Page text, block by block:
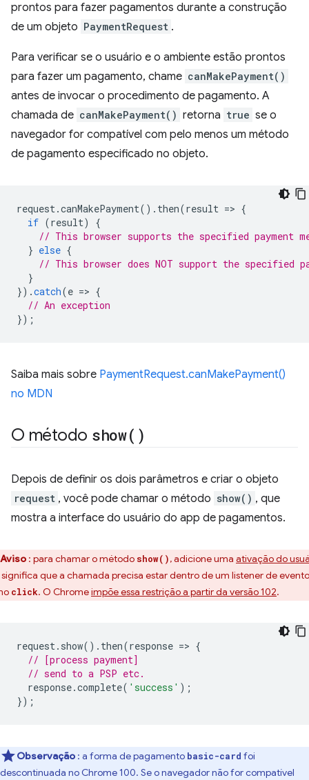
prontos para fazer pagamentos durante a construção
de um objeto PaymentRequest .
Para verificar se o usuário e o ambiente estão prontos
para fazer um pagamento, chame canMakePayment()
antes de invocar o procedimento de pagamento. A
chamada de canMakePayment() retorna true se o
navegador for compatível com pelo menos um método
de pagamento especificado no objeto.
request.canMakePayment(). then(result => {
if (result)
{
// This browser supports the specified payment
} else {
// This browser does NOT support the specified
}
}).catch(e => {
// An exception
});
Saiba mais sobre PaymentRequest.canMakePayment()
no MDN
O método show( )
Depois de definir os dois parâmetros e criar o objeto
request , você pode chamar o método show() , que
mostra a interface do usuário do app de pagamentos.
Aviso : para chamar o método show(), adicione uma ativação do
significa que a chamada precisa estar dentro de um listener de
click. O Chromeimpõe essa restrição a partir da versão 102.
request. show(). then(response => {
// [process payment]
// send to a PSP etc.
response.complete( 'success' );
});
Observação : a forma de pagamento basic-card foi
descontinuada no Chrome 100. Se o navegador não for compatível